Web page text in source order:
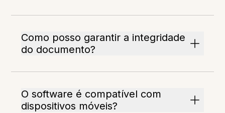
Como posso garantir a integridade
do documento?
O software é compatível com
dispositivos móveis?